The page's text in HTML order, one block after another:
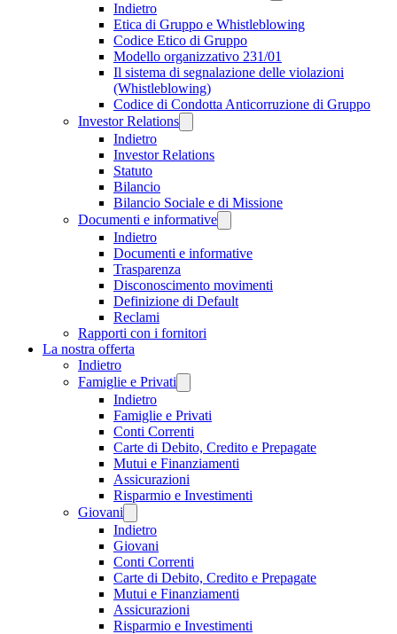
Indietro
Etica di Gruppo e Whistleblowing
Codice Etico di Gruppo
Modello organizzativo 231/01
Il sistema di segnalazione delle violazioni
(Whistleblowing)
Codice di Condotta Anticorruzione di Gruppo
Investor Relations
Indietro
Investor Relations
Statuto
Bilancio
Bilancio Sociale e di Missione
Documenti e informative
Indietro
Documenti e informative
Trasparenza
Disconoscimento movimenti
Definizione di Default
Reclami
Rapporti con i fornitori
La nostra offerta
Indietro
Famiglie e Privati
Indietro
Famiglie e Privati
Conti Correnti
Carte di Debito, Credito e Prepagate
Mutui e Finanziamenti
Assicurazioni
Risparmio e Investimenti
Giovani
Indietro
Giovani
Conti Correnti
Carte di Debito, Credito e Prepagate
Mutui e Finanziamenti
Assicurazioni
Risparmio e Investimenti